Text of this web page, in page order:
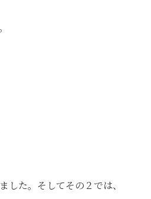
した。そしてその２では、